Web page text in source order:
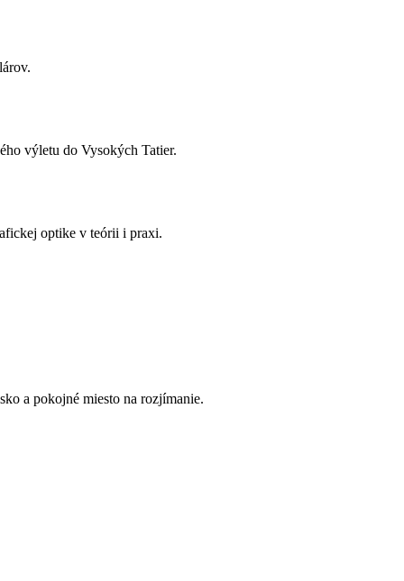
výletu do Vysokých Tatier.
optike v teórii i praxi.
a pokojné miesto na rozjímanie.